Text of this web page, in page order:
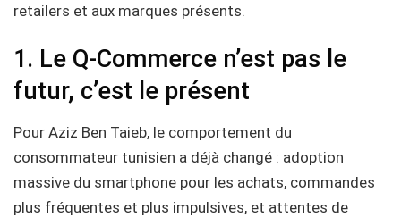
retailers et aux marques présents.
1. Le Q-Commerce n’est pas le
futur, c’est le présent
Pour Aziz Ben Taieb, le comportement du
consommateur tunisien a déjà changé : adoption
massive du smartphone pour les achats, commandes
plus fréquentes et plus impulsives, et attentes de